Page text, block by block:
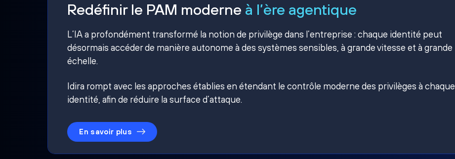
Redéfinir le PAM moderne à l’ère agentique
L’IA a profondément transformé la notion de privilège dans l’entreprise : chaque identité peut
désormais accéder de manière autonome à des systèmes sensibles, à grande vitesse et à grande
échelle.
Idira rompt avec les approches établies en étendant le contrôle moderne des privilèges à chaque
identité, afin de réduire la surface d’attaque.
En savoir plus